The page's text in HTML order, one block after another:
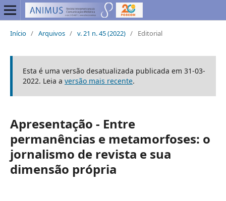
Início / Arquivos / v. 21 n. 45 (2022) / Editorial
Esta é uma versão desatualizada publicada em 31-03-
2022. Leia a versão mais recente.
Apresentação - Entre
permanências e metamorfoses: o
jornalismo de revista e sua
dimensão própria